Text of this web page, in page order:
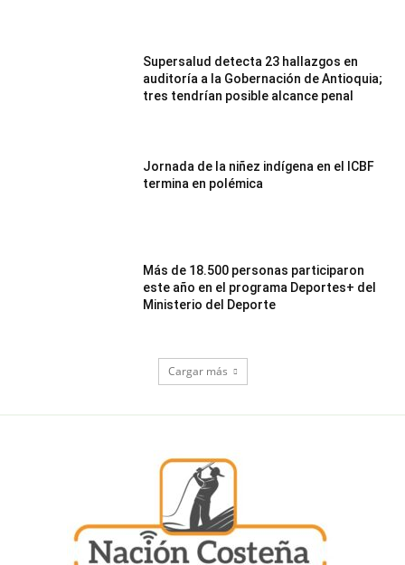
Supersalud detecta 23 hallazgos en
auditoría a la Gobernación de Antioquia;
tres tendrían posible alcance penal
Jornada de la niñez indígena en el ICBF
termina en polémica
Más de 18.500 personas participaron
este año en el programa Deportes+ del
Ministerio del Deporte
Cargar más